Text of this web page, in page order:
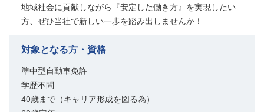
地域社会に貢献しながら『安定した働き方』を実現したい
方、ぜひ当社で新しい一歩を踏み出しませんか！
対象となる方・資格
準中型自動車免許
学歴不問
40歳まで（キャリア形成を図る為）